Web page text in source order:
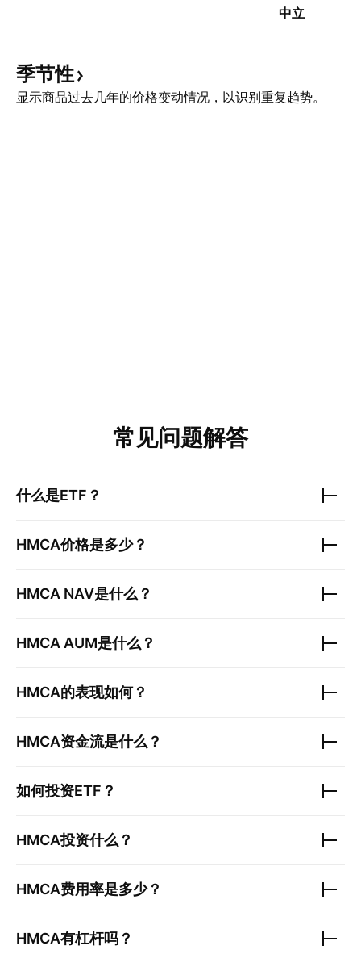
中立
季节性
显示商品过去几年的价格变动情况，以识别重复趋势。
常见问题解答
什么是ETF？
HMCA价格是多少？
HMCA NAV是什么？
HMCA AUM是什么？
HMCA的表现如何？
HMCA资金流是什么？
如何投资ETF？
HMCA投资什么？
HMCA费用率是多少？
HMCA有杠杆吗？